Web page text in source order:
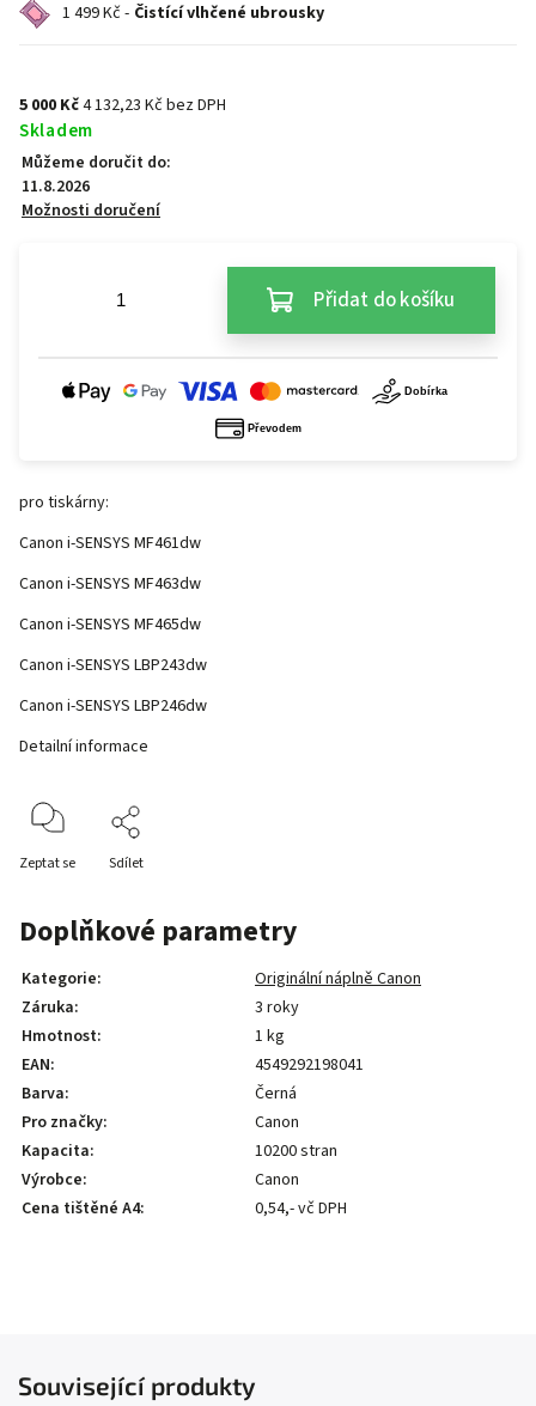
1 499 Kč - Čistící vlhčené ubrousky
5 000 Kč4 132,23 Kč bez DPH
Skladem
Můžeme doručit do:
11.8.2026
Možnosti doručení
Přidat do košíku
pro tiskárny:
Canon i-SENSYS MF461dw
Canon i-SENSYS MF463dw
Canon i-SENSYS MF465dw
Canon i-SENSYS LBP243dw
Canon i-SENSYS LBP246dw
Detailní informace
Zeptat se Sdílet
Doplňkové parametry
Kategorie:
Originální náplně Canon
Záruka:
3 roky
Hmotnost:
1 kg
EAN:
4549292198041
Barva:
Černá
Pro značky:
Canon
Kapacita:
10200 stran
Výrobce:
Canon
Cena tištěné A4: 0,54,- vč DPH
Související produkty